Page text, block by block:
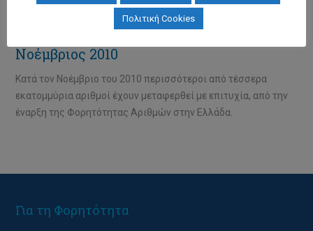
Νοέμβριος 2010
Κατά τον Νοέμβριο του 2010 περισσότεροι από τέσσερα
εκατομμύρια αριθμοί έχουν μεταφερθεί με επιτυχία, από την
έναρξη της Φορητότητας Αριθμών στην Ελλάδα.
Για τη Φορητότητα
Πολιτική Cookies